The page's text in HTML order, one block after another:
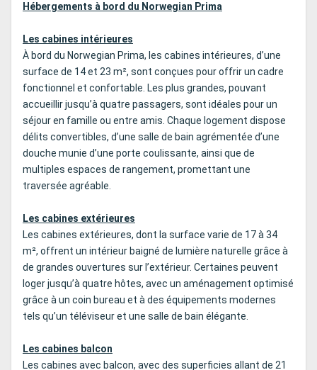
Hébergements à bord du Norwegian Prima
Les cabines intérieures
À bord du Norwegian Prima, les cabines intérieures, d’une
surface de 14 et 23 m², sont conçues pour offrir un cadre
fonctionnel et confortable. Les plus grandes, pouvant
accueillir jusqu’à quatre passagers, sont idéales pour un
séjour en famille ou entre amis. Chaque logement dispose
délits convertibles, d’une salle de bain agrémentée d’une
douche munie d’une porte coulissante, ainsi que de
multiples espaces de rangement, promettant une
traversée agréable.
Les cabines extérieures
Les cabines extérieures, dont la surface varie de 17 à 34
m², offrent un intérieur baigné de lumière naturelle grâce à
de grandes ouvertures sur l’extérieur. Certaines peuvent
loger jusqu’à quatre hôtes, avec un aménagement optimisé
grâce à un coin bureau et à des équipements modernes
tels qu’un téléviseur et une salle de bain élégante.
Les cabines balcon
Les cabines avec balcon, avec des superficies allant de 21